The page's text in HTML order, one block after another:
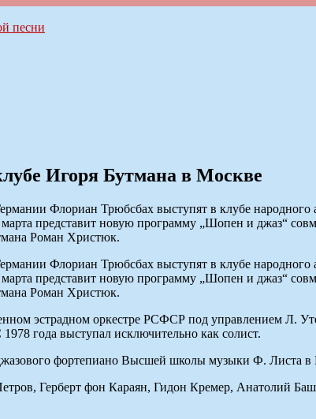
Игоря Бутмана в Москве
Флориан Трюбсбах выступят в клубе народного
представит новую программу „Шопен и джаз“
Роман Христюк.
Флориан Трюбсбах выступят в клубе народного
представит новую программу „Шопен и джаз“
Роман Христюк.
эстрадном оркестре РСФСР под управлением Л.
года выступал исключительно как солист.
фортепиано Высшей школы музыки Ф. Листа в
Герберт фон Караян, Гидон Кремер, Анатолий